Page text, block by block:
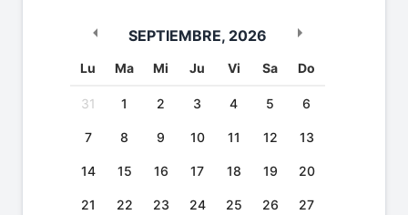
SEPTIEMBRE, 2026
Lu Ma Mi Ju Vi Sa Do
31 1 2 3 4 5 6
7 8 9 10 11 12 13
14 15 16 17 18 19 20
21 22 23 24 25 26 27